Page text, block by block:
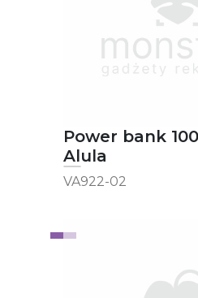
Power bank
Alula
VA922-02